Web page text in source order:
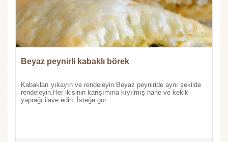
Beyaz peynirli kabaklı börek
Kabakları yıkayın ve rendeleyin.Beyaz peyniride aynı şekilde
rendeleyin.Her ikisinin karışımına kıyılmış nane ve kekik
yaprağı ilave edin. İsteğe gör...